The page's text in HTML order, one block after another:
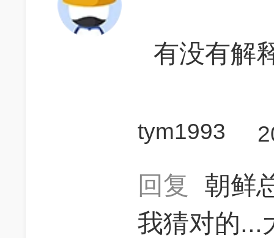
有没有解
tym1993
回复
朝鲜
我猜对的...